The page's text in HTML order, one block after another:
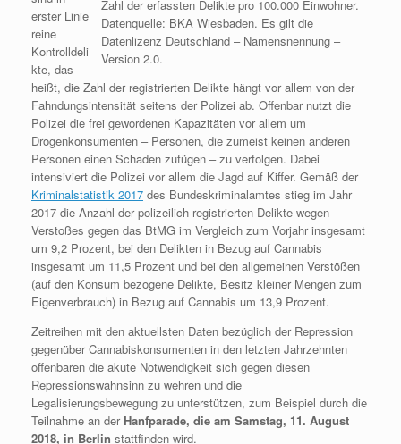
Zahl der erfassten Delikte pro 100.000 Einwohner.
Datenquelle: BKA Wiesbaden. Es gilt die
Datenlizenz Deutschland – Namensnennung –
Version 2.0.
erster Linie
reine
Kontrolldeli
kte, das
heißt, die Zahl der registrierten Delikte hängt vor allem von der
Fahndungsintensität seitens der Polizei ab. Offenbar nutzt die
Polizei die frei gewordenen Kapazitäten vor allem um
Drogenkonsumenten – Personen, die zumeist keinen anderen
Personen einen Schaden zufügen – zu verfolgen. Dabei
intensiviert die Polizei vor allem die Jagd auf Kiffer. Gemäß der
Kriminalstatistik 2017 des Bundeskriminalamtes stieg im Jahr
2017 die Anzahl der polizeilich registrierten Delikte wegen
Verstoßes gegen das BtMG im Vergleich zum Vorjahr insgesamt
um 9,2 Prozent, bei den Delikten in Bezug auf Cannabis
insgesamt um 11,5 Prozent und bei den allgemeinen Verstößen
(auf den Konsum bezogene Delikte, Besitz kleiner Mengen zum
Eigenverbrauch) in Bezug auf Cannabis um 13,9 Prozent.
Zeitreihen mit den aktuellsten Daten bezüglich der Repression
gegenüber Cannabiskonsumenten in den letzten Jahrzehnten
offenbaren die akute Notwendigkeit sich gegen diesen
Repressionswahnsinn zu wehren und die
Legalisierungsbewegung zu unterstützen, zum Beispiel durch die
Teilnahme an der Hanfparade, die am Samstag, 11. August
2018, in Berlin stattfinden wird.